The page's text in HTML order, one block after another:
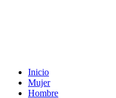
Inicio
Mujer
Hombre